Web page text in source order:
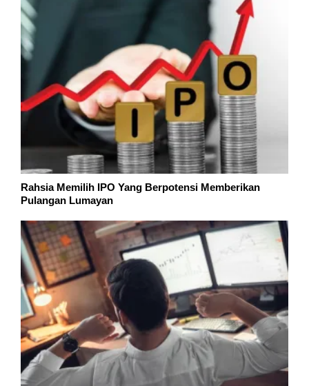
Rahsia Memilih IPO Yang Berpotensi Memberikan
Pulangan Lumayan